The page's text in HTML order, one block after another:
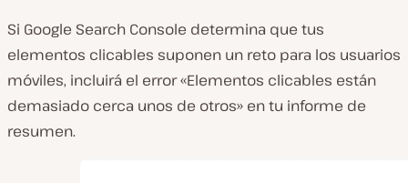
Si Google Search Console determina que tus
elementos clicables suponen un reto para los usuarios
móviles, incluirá el error «Elementos clicables están
demasiado cerca unos de otros» en tu informe de
resumen.